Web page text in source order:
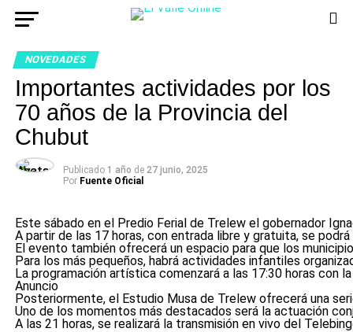
NOVEDADES
Importantes actividades por los
70 años de la Provincia del
Chubut
Publicado 1 año de 27 junio, 2025
Por Fuente Oficial
Este sábado en el Predio Ferial de Trelew el gobernador
A partir de las 17 horas, con entrada libre y gratuita, se
El evento también ofrecerá un espacio para que los
Para los más pequeños, habrá actividades infantiles
La programación artística comenzará a las 17:30 horas con
Anuncio
Posteriormente, el Estudio Musa de Trelew ofrecerá una
Uno de los momentos más destacados será la actuación
A las 21 horas, se realizará la transmisión en vivo del